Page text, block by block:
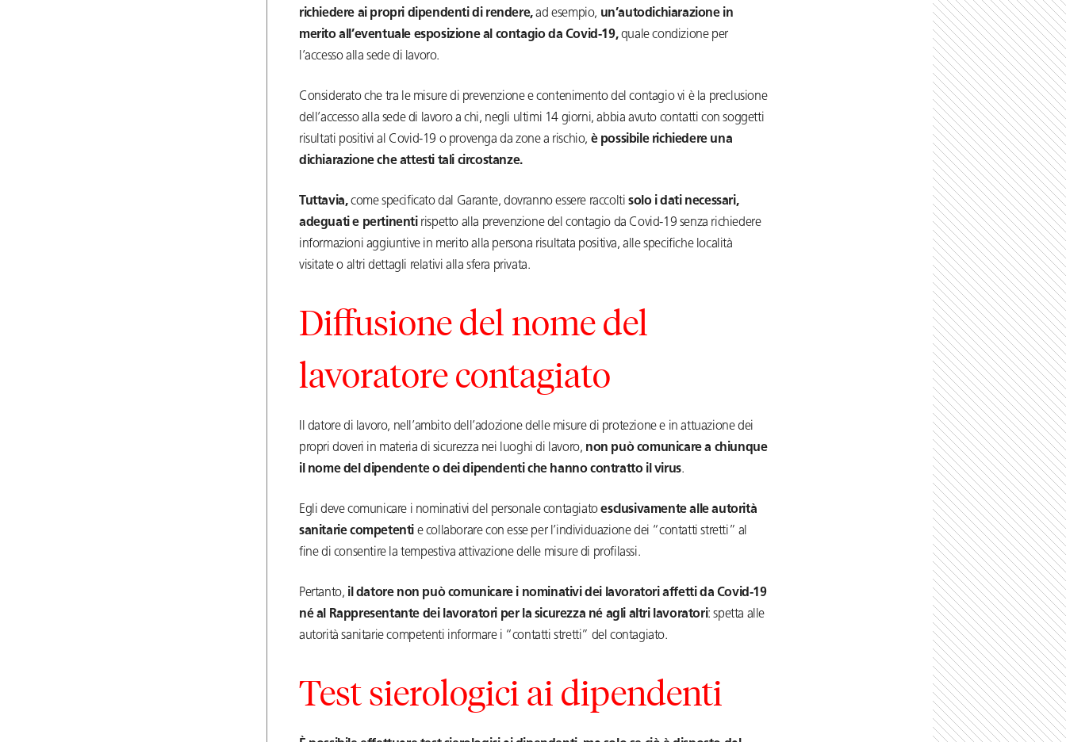
richiedere ai propri dipendenti di rendere,ad esempio, un’autodichiarazione in
merito all’eventuale esposizione al contagio da Covid-19,quale condizione per
l’accesso alla sede di lavoro.
Considerato che tra le misure di prevenzione e contenimento del contagio vi è la preclusione
dell’accesso alla sede di lavoro a chi, negli ultimi 14 giorni, abbia avuto contatti con soggetti
risultati positivi al Covid-19 o provenga da zone a rischio, è possibile richiedere una
dichiarazione che attesti tali circostanze.
Tuttavia,come specificato dal Garante, dovranno essere raccoltisolo i dati necessari,
adeguati e pertinentirispetto alla prevenzione del contagio da Covid-19 senza richiedere
informazioni aggiuntive in merito alla persona risultata positiva, alle specifiche località
visitate o altri dettagli relativi alla sfera privata.
Diffusione del nome del
lavoratore contagiato
Il datore di lavoro, nell’ambito dell’adozione delle misure di protezione e in attuazione dei
propri doveri in materia di sicurezza nei luoghi di lavoro, non può comunicare a chiunque
il nome del dipendente o dei dipendenti che hanno contratto il virus.
Egli deve comunicare i nominativi del personale contagiatoesclusivamente alle autorità
sanitarie competenti e collaborare con esse per l’individuazione dei “contatti stretti” al
fine di consentire la tempestiva attivazione delle misure di profilassi.
Pertanto, il datore non può comunicare i nominativi dei lavoratori affetti da Covid-19
né al Rappresentante dei lavoratori per la sicurezza né agli altri lavoratori: spetta alle
autorità sanitarie competenti informare i “contatti stretti” del contagiato.
Test sierologici ai dipendenti